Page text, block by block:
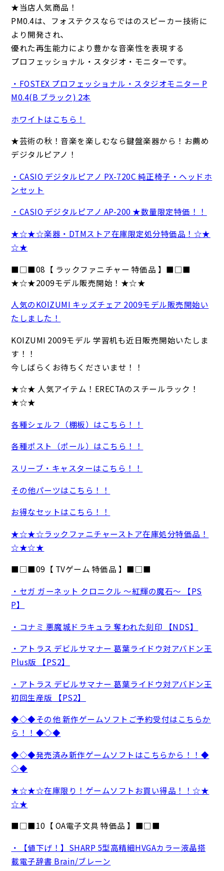
★当店人気商品！
PM0.4は、フォステクスならではのスピーカー技術に
より開発され､
優れた再生能力により豊かな音楽性を表現する
プロフェッショナル・スタジオ・モニターです。
・FOSTEX プロフェッショナル・スタジオモニター P
M0.4(B ブラック) 2本
ホワイトはこちら！
★芸術の秋！音楽を楽しむなら鍵盤楽器から！お薦め
デジタルピアノ！
・CASIO デジタルピアノ PX-720C 純正椅子・ヘッドホ
ンセット
・CASIO デジタルピアノ AP-200 ★数量限定特価！！
★☆★☆楽器・DTMストア在庫限定処分特価品！☆★
☆★
■□■08【 ラックファニチャー 特価品 】■□■
★☆★2009モデル販売開始！★☆★
人気のKOIZUMI キッズチェア 2009モデル販売開始い
たしました！
KOIZUMI 2009モデル 学習机も近日販売開始いたしま
す！！
今しばらくお待ちくださいませ！！
★☆★ 人気アイテム！ERECTAのスチールラック！
★☆★
各種シェルフ（棚板）はこちら！！
各種ポスト（ポール）はこちら！！
スリーブ・キャスターはこちら！！
その他パーツはこちら！！
お得なセットはこちら！！
★☆★☆ラックファニチャーストア在庫処分特価品！
☆★☆★
■□■09【 TVゲーム 特価品 】■□■
・セガ ガーネット クロニクル ～紅輝の魔石～ 【PS
P】
・コナミ 悪魔城ドラキュラ 奪われた刻印 【NDS】
・アトラス デビルサマナー 葛葉ライドウ対アバドン王
Plus版 【PS2】
・アトラス デビルサマナー 葛葉ライドウ対アバドン王
初回生産版 【PS2】
◆◇◆その他 新作ゲームソフトご予約受付はこちらか
ら！！◆◇◆
◆◇◆発売済み新作ゲームソフトはこちらから！！◆
◇◆
★☆★☆在庫限り！ゲームソフトお買い得品！！☆★
☆★
■□■10【 OA電子文具 特価品 】■□■
・【値下げ！】SHARP 5型高精細HVGAカラー液晶搭
載電子辞書 Brain/ブレーン